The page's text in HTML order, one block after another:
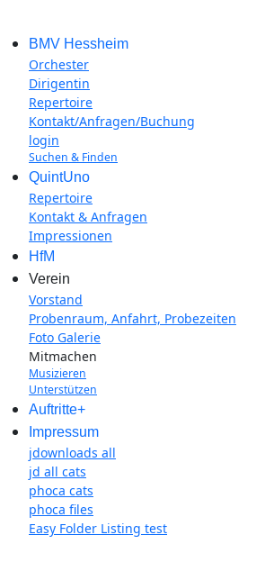
BMV Hessheim
Orchester
Dirigentin
Repertoire
Kontakt/Anfragen/Buchung
login
Suchen & Finden
QuintUno
Repertoire
Kontakt & Anfragen
Impressionen
HfM
Verein
Vorstand
Probenraum, Anfahrt, Probezeiten
Foto Galerie
Mitmachen
Musizieren
Unterstützen
Auftritte+
Impressum
jdownloads all
jd all cats
phoca cats
phoca files
Easy Folder Listing test